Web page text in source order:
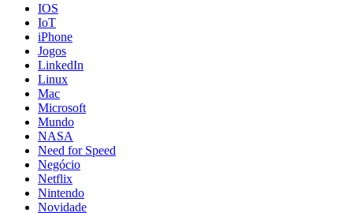
IOS
IoT
iPhone
Jogos
LinkedIn
Linux
Mac
Microsoft
Mundo
NASA
Need for Speed
Negócio
Netflix
Nintendo
Novidade